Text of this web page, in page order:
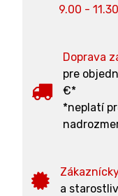
9.00 - 11.30
Doprava
pre
€*
*neplatí
a